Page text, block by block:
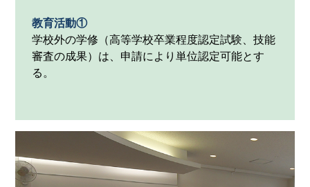
教育活動①
学校外の学修（高等学校卒業程度認定試験、技能
審査の成果）は、申請により単位認定可能とす
る。